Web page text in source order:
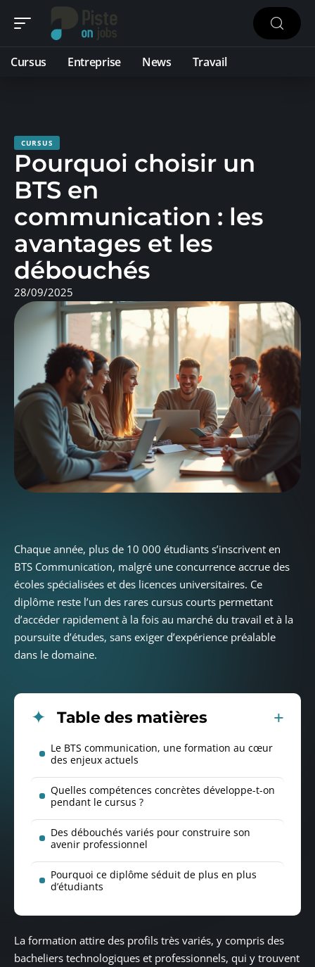
Cursus Entreprise News Travail
CURSUS
Pourquoi choisir un
BTS en
communication : les
avantages et les
débouchés
28/09/2025
Chaque année, plus de 10 000 étudiants s’inscrivent en
BTS Communication, malgré une concurrence accrue des
écoles spécialisées et des licences universitaires. Ce
diplôme reste l’un des rares cursus courts permettant
d’accéder rapidement à la fois au marché du travail et à la
poursuite d’études, sans exiger d’expérience préalable
dans le domaine.
Table des matières
Le BTS communication, une formation au cœur
des enjeux actuels
Quelles compétences concrètes développe-t-on
pendant le cursus ?
Des débouchés variés pour construire son
avenir professionnel
Pourquoi ce diplôme séduit de plus en plus
d’étudiants
La formation attire des profils très variés, y compris des
bacheliers technologiques et professionnels, qui y trouvent